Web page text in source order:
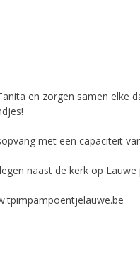
en zorgen samen elke
met een capaciteit
naast de kerk op Lauwe